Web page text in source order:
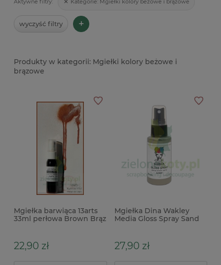
Aktywne filtry: Kategorie: Mgiełki kolory beżowe i brązowe
wyczyść filtry +
Mgiełki kolory beżowe i
brązowe
Mgiełka barwiąca 13arts
33ml perłowa Brown Brąz
22,90 zł
Mgiełka Dina Wakley
Media Gloss Spray Sand
27,90 zł